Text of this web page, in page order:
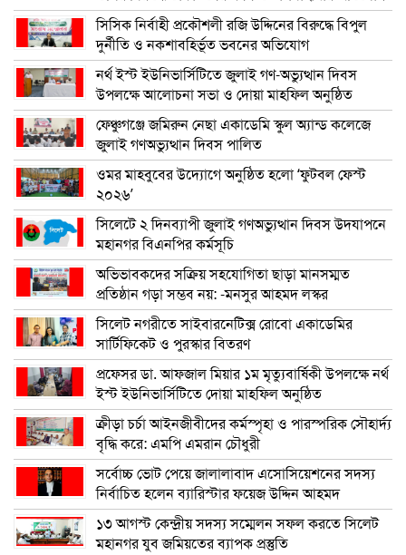
সিসিক নির্বাহী প্রকৌশলী রজি উদ্দিনের বিরুদ্ধে বিপুল
দুর্নীতি ও নকশাবহির্ভূত ভবনের অভিযোগ
নর্থ ইস্ট ইউনিভার্সিটিতে জুলাই গণ-অভ্যুত্থান দিবস
উপলক্ষে আলোচনা সভা ও দোয়া মাহফিল অনুষ্ঠিত
ফেঞ্চুগঞ্জে জমিরুন নেছা একাডেমি স্কুল অ্যান্ড কলেজে
জুলাই গণঅভ্যুত্থান দিবস পালিত
ওমর মাহবুবের উদ্যোগে অনুষ্ঠিত হলো ‘ফুটবল ফেস্ট
২০২৬’
সিলেটে ২ দিনব্যাপী জুলাই গণঅভ্যুত্থান দিবস উদযাপনে
মহানগর বিএনপির কর্মসূচি
অভিভাবকদের সক্রিয় সহযোগিতা ছাড়া মানসম্মত
প্রতিষ্ঠান গড়া সম্ভব নয়: -মনসুর আহমদ লস্কর
সিলেট নগরীতে সাইবারনেটিক্স রোবো একাডেমির
সার্টিফিকেট ও পুরস্কার বিতরণ
প্রফেসর ডা. আফজাল মিয়ার ১ম মৃত্যুবার্ষিকী উপলক্ষে নর্থ
ইস্ট ইউনিভার্সিটিতে দোয়া মাহফিল অনুষ্ঠিত
ক্রীড়া চর্চা আইনজীবীদের কর্মস্পৃহা ও পারস্পরিক সৌহার্দ্য
বৃদ্ধি করে: এমপি এমরান চৌধুরী
সর্বোচ্চ ভোট পেয়ে জালালাবাদ এসোসিয়েশনের সদস্য
নির্বাচিত হলেন ব্যারিস্টার ফয়েজ উদ্দিন আহমদ
১৩ আগস্ট কেন্দ্রীয় সদস্য সম্মেলন সফল করতে সিলেট
মহানগর যুব জমিয়তের ব্যাপক প্রস্তুতি